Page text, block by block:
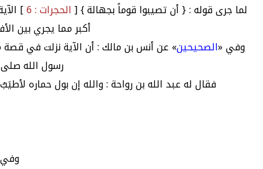
لما جرى قوله : { أن تصيبوا قوماً بجهالة } [الحجرات : 6
]
أكبر مما يجري بين
وفي «الصحيحين» عن أنس بن مالك : أن الآية نزلت في
رسول الله صلى
فقال له عبد الله بن رواحة : والله إن بول حماره